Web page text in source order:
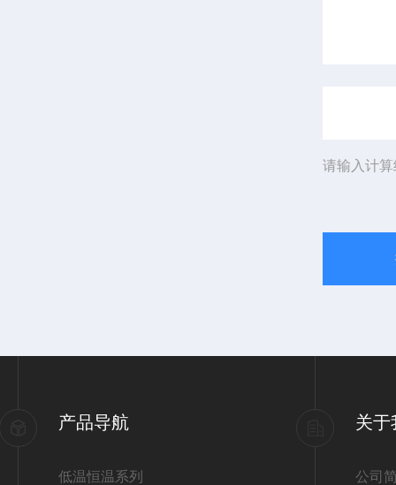
请输入计
产品导航
低温恒温系列
关于
公司